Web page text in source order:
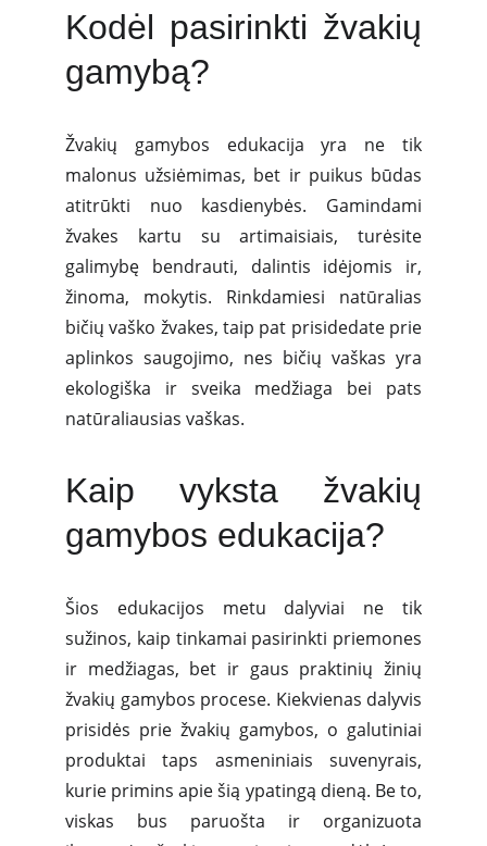
Kodėl pasirinkti žvakių
gamybą?
Žvakių gamybos edukacija yra ne tik
malonus užsiėmimas, bet ir puikus būdas
atitrūkti nuo kasdienybės. Gamindami
žvakes kartu su artimaisiais, turėsite
galimybę bendrauti, dalintis idėjomis ir,
žinoma, mokytis. Rinkdamiesi natūralias
bičių vaško žvakes, taip pat prisidedate prie
aplinkos saugojimo, nes bičių vaškas yra
ekologiška ir sveika medžiaga bei pats
natūraliausias vaškas.
Kaip vyksta žvakių
gamybos edukacija?
Šios edukacijos metu dalyviai ne tik
sužinos, kaip tinkamai pasirinkti priemones
ir medžiagas, bet ir gaus praktinių žinių
žvakių gamybos procese. Kiekvienas dalyvis
prisidės prie žvakių gamybos, o galutiniai
produktai taps asmeniniais suvenyrais,
kurie primins apie šią ypatingą dieną. Be to,
viskas bus paruošta ir organizuota